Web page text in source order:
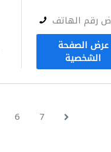
رقم الهاتف
عرض الصفحة
الشخصية
6 7